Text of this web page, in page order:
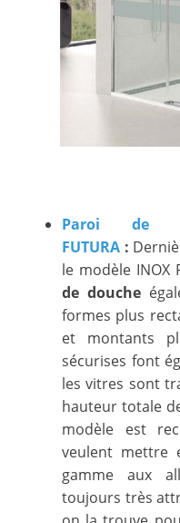
Paroi de
FUTURA :
le modèle INOX
de douche
formes plus
et montants
sécurises font
les vitres sont
hauteur totale
modèle est
veulent mettre
gamme aux
toujours très